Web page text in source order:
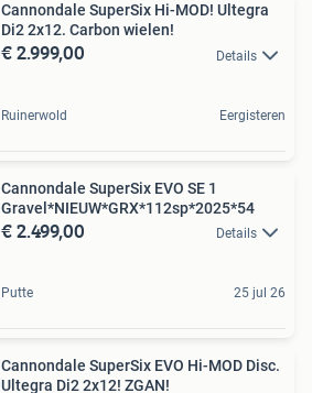
Cannondale SuperSix Hi-MOD! Ultegra
Di2 2x12. Carbon wielen!
€ 2.999,00 Details
Ruinerwold Eergisteren
Cannondale SuperSix EVO SE 1
Gravel*NIEUW*GRX*112sp*2025*54
€ 2.499,00 Details
Putte 25 jul 26
Cannondale SuperSix EVO Hi-MOD Disc.
Ultegra Di2 2x12! ZGAN!